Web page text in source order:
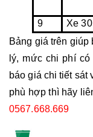
9 Xe
Bảng giá trên
lý, mức chi phí
báo giá chi tiết sát
0567.668.669